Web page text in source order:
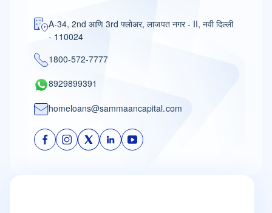
A-34, 2nd आणि 3rd फ्लोअर, लाजपत नगर - II, नवी दिल्ली
- 110024
1800-572-7777
8929899391
homeloans@sammaancapital.com